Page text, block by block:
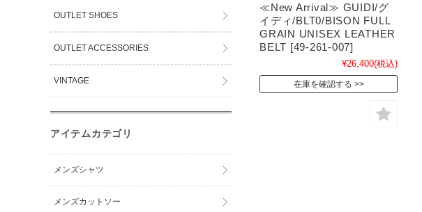
≪New Arrival≫ GUIDI/グ
イディ/BLT0/BISON FULL
GRAIN UNISEX LEATHER
BELT [49-261-007]
¥26,400(税込)
在庫を確認する
OUTLET SHOES
OUTLET ACCESSORIES
VINTAGE
アイテムカテゴリ
メンズシャツ
メンズカットソー